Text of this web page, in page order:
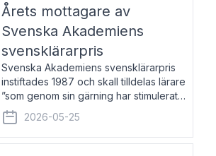
Årets mottagare av
Svenska Akademiens
svensklärarpris
Svenska Akademiens svensklärarpris
instiftades 1987 och skall tilldelas lärare
”som genom sin gärning har stimulerat
intresset hos unga människor för
svenska språket och litteraturen”.
Prisutdelning och samtal med
2026-05-25